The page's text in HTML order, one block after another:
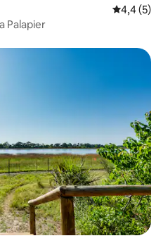
4,4 (5)
Palapier